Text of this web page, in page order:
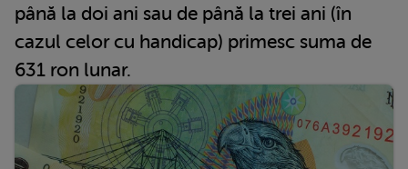
până la doi ani sau de până la trei ani (în
cazul celor cu handicap) primesc suma de
631 ron lunar.